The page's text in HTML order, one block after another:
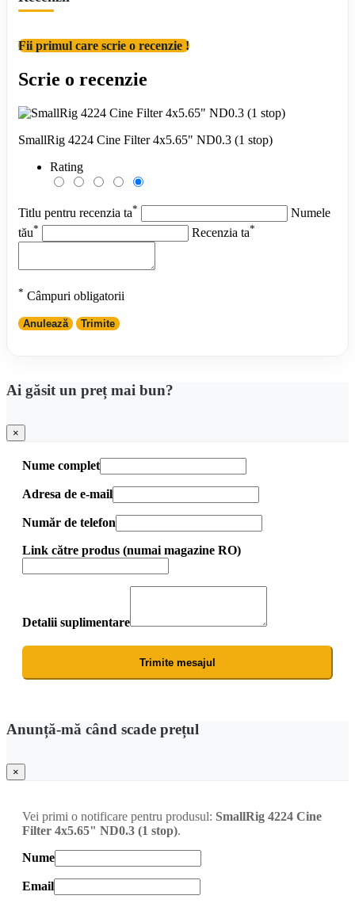
Fii primul care scrie o recenzie !
Scrie o recenzie
SmallRig 4224 Cine Filter 4x5.65" ND0.3 (1 stop)
Rating
Titlu pentru recenzia ta*
Numele
tău* Recenzia ta*
* Câmpuri obligatorii
Anulează Trimite
Ai găsit un preț mai bun?
×
Nume complet
Adresa de e-mail
Număr de telefon
Link către produs (numai magazine RO)
Detalii suplimentare
Trimite mesajul
Anunță-mă când scade prețul
×
Vei primi o notificare pentru produsul: SmallRig 4224 Cine
Filter 4x5.65" ND0.3 (1 stop).
Nume
Email